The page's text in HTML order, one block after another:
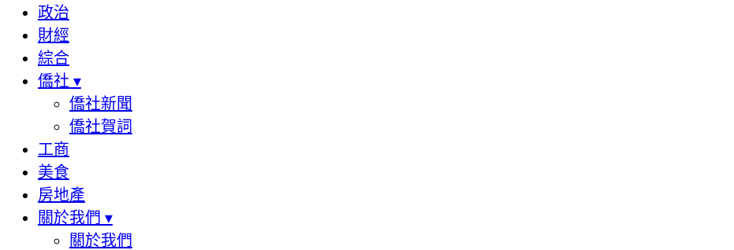
政治
財經
綜合
僑社 ▾
僑社新聞
僑社賀詞
工商
美食
房地產
關於我們 ▾
關於我們